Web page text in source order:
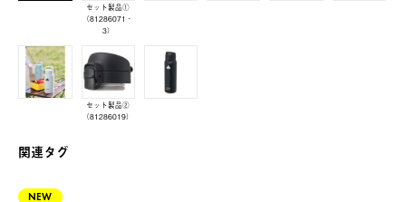
セット製品①
（81286071‐
3）
セット製品②
（81286019）
関連タグ
NEW